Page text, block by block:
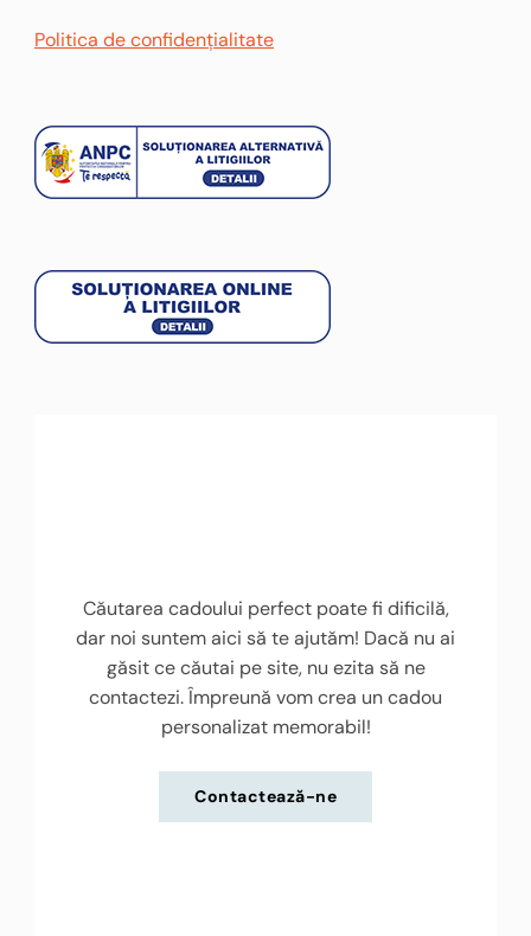
Politica de confidențialitate
Căutarea cadoului perfect poate fi dificilă,
dar noi suntem aici să te ajutăm! Dacă nu ai
găsit ce căutai pe site, nu ezita să ne
contactezi. Împreună vom crea un cadou
personalizat memorabil!
Contactează-ne